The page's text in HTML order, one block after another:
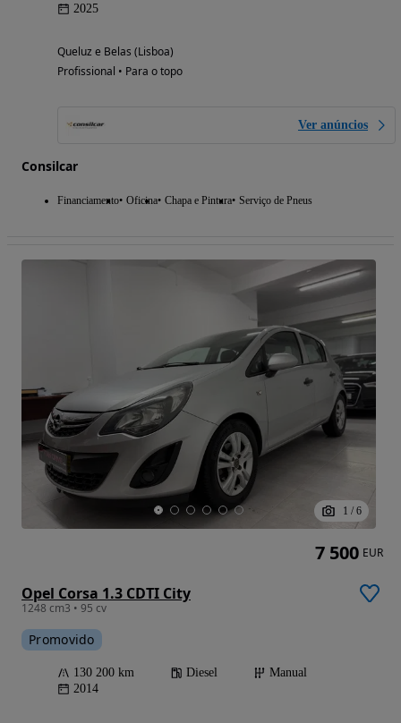
2025
Queluz e Belas (Lisboa)
Profissional • Para o topo
Ver anúncios
Consilcar
Financiamento Oficina Chapa e Pintura Serviço de Pneus
1 / 6
Opel Corsa 1.3 CDTI City
1248 cm3 • 95 cv
Promovido
130 200 km Diesel
Manual
2014
7 500 EUR